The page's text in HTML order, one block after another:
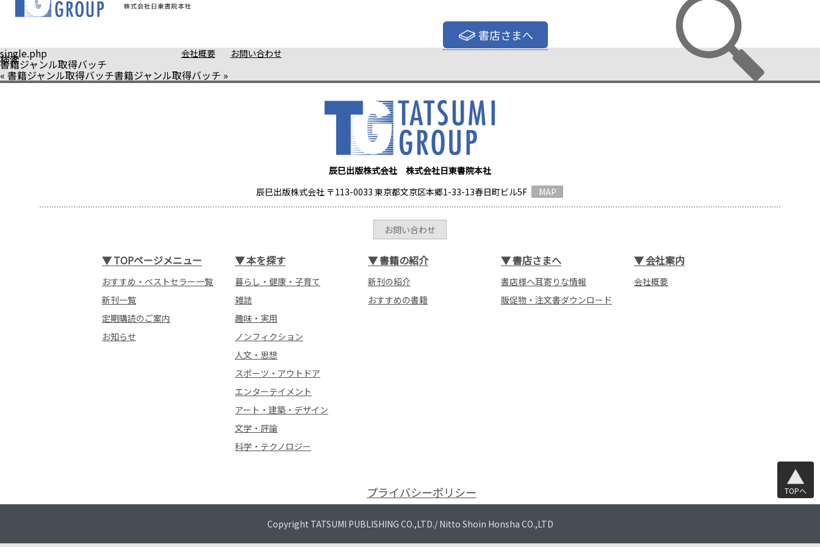
書店さまへ
会社概要 お問い合わせ
検索
single.php
書籍ジャンル取得バッチ
« 書籍ジャンル取得バッチ書籍ジャンル取得バッチ »
辰巳出版株式会社 株式会社日東書院本社
辰巳出版株式会社 〒113-0033 東京都文京区本郷1-33-13春日町ビル5F
MAP
お問い合わせ
▼TOPページメニュー
おすすめ・ベストセラー一覧
新刊一覧
定期購読のご案内
お知らせ
▼本を探す
暮らし・健康・子育て
雑誌
趣味・実用
ノンフィクション
人文・思想
スポーツ・アウトドア
エンターテイメント
アート・建築・デザイン
文学・評論
科学・テクノロジー
▼書籍の紹介
新刊の紹介
おすすめの書籍
▼書店さまへ
書店様へ耳寄りな情報
販促物・注文書ダウンロード
▼会社案内
会社概要
プライバシーポリシー TOPへ
Copyright TATSUMI PUBLISHING CO.,LTD./ Nitto Shoin Honsha CO.,LTD